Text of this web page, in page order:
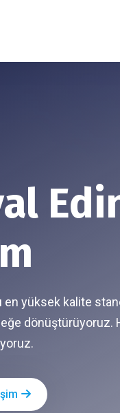
en yüksek kalite
dönüştürüyoruz.